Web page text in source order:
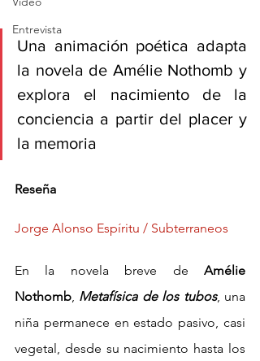
Entrevista
Una animación poética adapta
la novela de Amélie Nothomb y
explora el nacimiento de la
conciencia a partir del placer y
la memoria
Reseña
Jorge Alonso Espíritu / Subterraneos
En la novela breve de Amélie
Nothomb, Metafísica de los tubos, una
niña permanece en estado pasivo, casi
vegetal, desde su nacimiento hasta los